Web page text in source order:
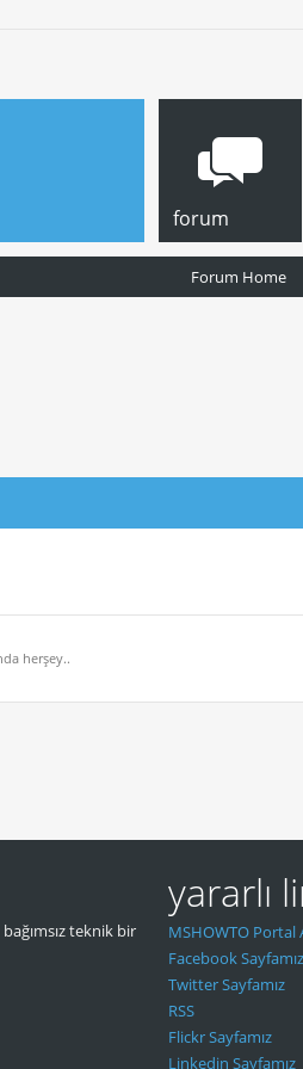
forum
Forum Home
herşey..
teknik bir
yararlı
MSHOWTO Portal
Facebook Sayfamız
Twitter Sayfamız
RSS
Flickr Sayfamız
Linkedin Sayfamız